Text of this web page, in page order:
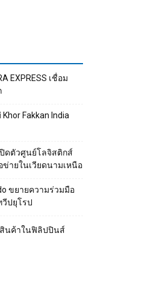
EXPRESS เชื่อม
Fakkan India
ปิดตัวศูนย์โลจิสติกส์
ข่ายในเวียดนามเหนือ
ขยายความร่วมมือ
ปยุโรป
นค้าในฟิลิปปินส์